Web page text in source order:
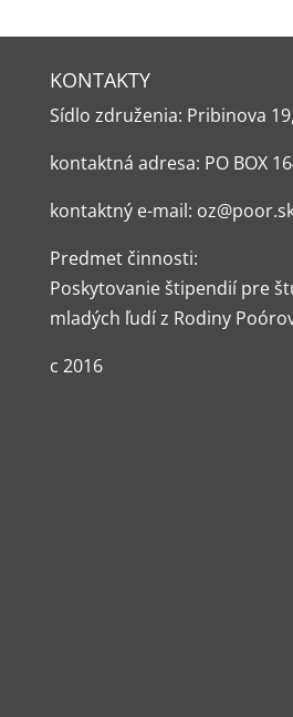
KONTAKTY
Sídlo združenia: Pribinova
kontaktná adresa: PO BOX
kontaktný e-mail:
Predmet činnosti:
Poskytovanie štipendií pre
mladých ľudí z Rodiny
c 2016